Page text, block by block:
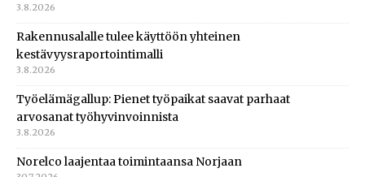
3.8.2026
Rakennusalalle tulee käyttöön yhteinen
kestävyysraportointimalli
3.8.2026
Työelämägallup: Pienet työpaikat saavat parhaat
arvosanat työhyvinvoinnista
3.8.2026
Norelco laajentaa toimintaansa Norjaan